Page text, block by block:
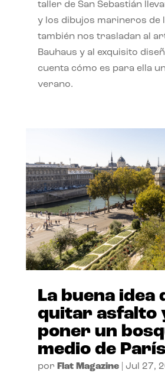
taller de San Sebastián
y los dibujos marineros de
también nos trasladan al
Bauhaus y al exquisito
cuenta cómo es para ella
verano.
La buena idea
quitar asfalto
poner un
medio de
por Flat Magazine| Jul 27,